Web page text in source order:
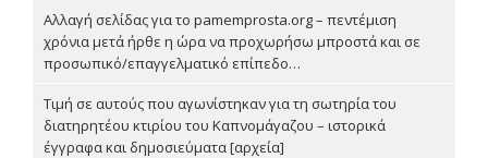
Αλλαγή σελίδας για το pamemprosta.org – πεντέμιση
χρόνια μετά ήρθε η ώρα να προχωρήσω μπροστά και σε
προσωπικό/επαγγελματικό επίπεδο…
Τιμή σε αυτούς που αγωνίστηκαν για τη σωτηρία του
διατηρητέου κτιρίου του Καπνομάγαζου – ιστορικά
έγγραφα και δημοσιεύματα [αρχεία]